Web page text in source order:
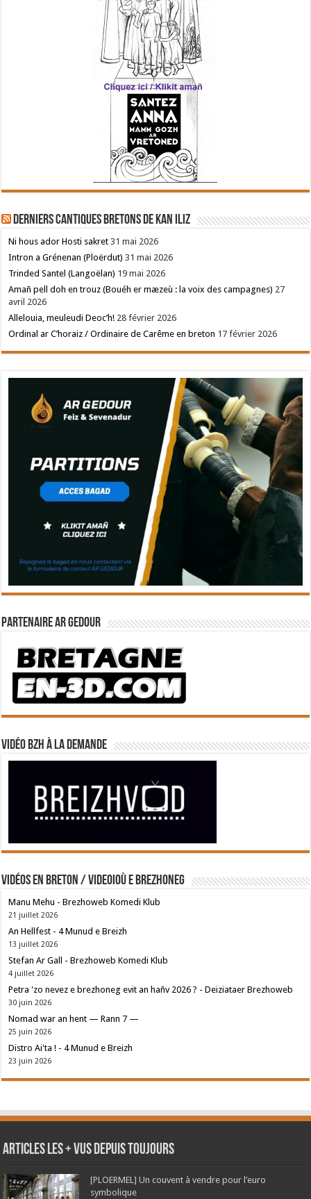
Derniers cantiques bretons de Kan Iliz
Ni hous ador Hosti sakret 31 mai 2026
Intron a Grénenan (Ploërdut) 31 mai 2026
Trinded Santel (Langoëlan) 19 mai 2026
Amañ pell doh en trouz (Bouéh er mæzeù : la voix des campagnes) 27
avril 2026
Allelouia, meuleudi Deoc’h! 28 février 2026
Ordinal ar C’horaiz / Ordinaire de Carême en breton 17 février 2026
Partenaire Ar Gedour
Vidéo BZH à la demande
Vidéos en breton / Videoioù e brezhoneg
Manu Mehu - Brezhoweb Komedi Klub
21 juillet 2026
An Hellfest - 4 Munud e Breizh
13 juillet 2026
Stefan Ar Gall - Brezhoweb Komedi Klub
4 juillet 2026
Petra 'zo nevez e brezhoneg evit an hañv 2026 ? - Deiziataer Brezhoweb
30 juin 2026
Nomad war an hent — Rann 7 —
25 juin 2026
Distro Ai'ta ! - 4 Munud e Breizh
23 juin 2026
Articles les + vus depuis toujours
[PLOERMEL] Un couvent à vendre pour l’euro
symbolique